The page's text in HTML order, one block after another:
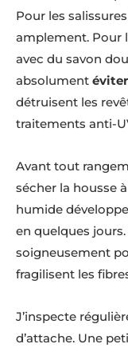
Pour les
amplement. Pour
avec du savon
absolument
détruisent les
traitements anti-
Avant tout
sécher la housse
humide
en quelques
soigneusement
fragilisent les
J’inspecte
d’attache. Une